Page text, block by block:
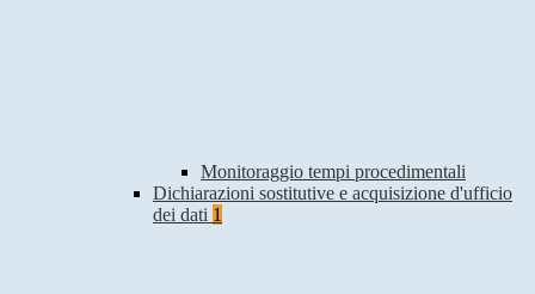
Monitoraggio tempi procedimentali
Dichiarazioni sostitutive e acquisizione d'ufficio
dei dati 1